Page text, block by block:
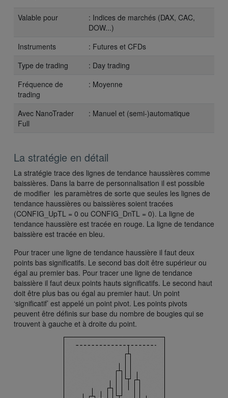
Valable pour
: Indices de marchés (DAX, CAC,
DOW...)
Instruments
: Futures et CFDs
Type de trading
: Day trading
Fréquence de
trading
: Moyenne
Avec NanoTrader
Full
: Manuel et (semi-)automatique
La stratégie en détail
La stratégie trace des lignes de tendance haussières comme
baissières. Dans la barre de personnalisation il est possible
de modifier les paramètres de sorte que seules les lignes de
tendance haussières ou baissières soient tracées
(CONFIG_UpTL = 0 ou CONFIG_DnTL = 0). La ligne de
tendance haussière est tracée en rouge. La ligne de tendance
baissière est tracée en bleu.
Pour tracer une ligne de tendance haussière il faut deux
points bas significatifs. Le second bas doit être supérieur ou
égal au premier bas. Pour tracer une ligne de tendance
baissière il faut deux points hauts significatifs. Le second haut
doit être plus bas ou égal au premier haut. Un point
‘significatif’ est appelé un point pivot. Les points pivots
peuvent être définis sur base du nombre de bougies qui se
trouvent à gauche et à droite du point.